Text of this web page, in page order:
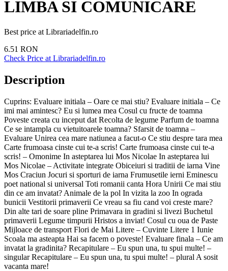
LIMBA SI COMUNICARE
Best price at Librariadelfin.ro
6.51 RON
Check Price at Librariadelfin.ro
Description
Cuprins: Evaluare initiala – Oare ce mai stiu? Evaluare initiala – Ce
imi mai amintesc? Eu si lumea mea Cosul cu fructe de toamna
Poveste creata cu inceput dat Recolta de legume Parfum de toamna
Ce se intampla cu vietuitoarele toamna? Sfarsit de toamna –
Evaluare Unirea cea mare natiunea a facut-o Ce stiu despre tara mea
Carte frumoasa cinste cui te-a scris! Carte frumoasa cinste cui te-a
scris! – Omonime In asteptarea lui Mos Nicolae In asteptarea lui
Mos Nicolae – Activitate integrate Obiceiuri si traditii de iarna Vine
Mos Craciun Jocuri si sporturi de iarna Frumusetile ierni Eminescu
poet national si universal Toti romanii canta Hora Unirii Ce mai stiu
din ce am invatat? Animale de la pol In vizita la zoo In ograda
bunicii Vestitorii primaverii Ce vreau sa fiu cand voi creste mare?
Din alte tari de soare pline Primavara in gradini si livezi Buchetul
primaverii Legume timpurii Hristos a inviat! Cosul cu oua de Paste
Mijloace de transport Flori de Mai Litere – Cuvinte Litere 1 Iunie
Scoala ma asteapta Hai sa facem o poveste! Evaluare finala – Ce am
invatat la gradinita? Recapitulare – Eu spun una, tu spui multe! –
singular Recapitulare – Eu spun una, tu spui multe! – plural A sosit
vacanta mare!